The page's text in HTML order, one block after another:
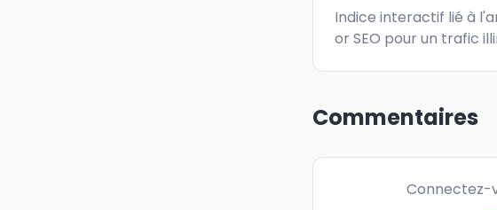
Indice interactif lié à
or SEO pour un trafic
Commentaires
Connectez-